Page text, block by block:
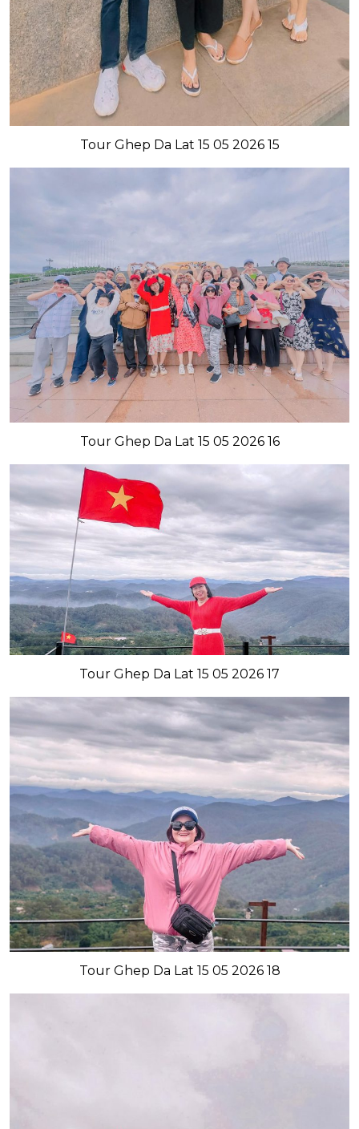
Tour Ghep Da Lat 15 05 2026 15
Tour Ghep Da Lat 15 05 2026 16
Tour Ghep Da Lat 15 05 2026 17
Tour Ghep Da Lat 15 05 2026 18